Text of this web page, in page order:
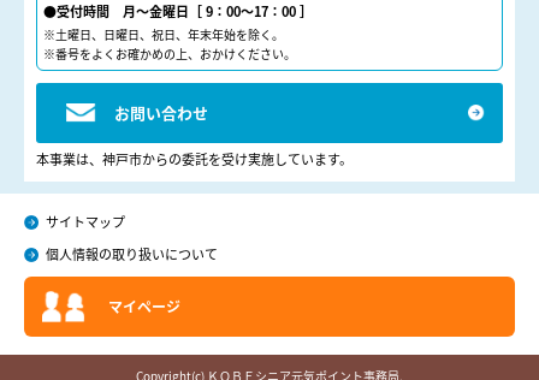
●受付時間 月～金曜日［ 9：00～17：00 ］
※土曜日、日曜日、祝日、年末年始を除く。
※番号をよくお確かめの上、おかけください。
お問い合わせ
本事業は、神戸市からの委託を受け実施しています。
サイトマップ
個人情報の取り扱いについて
マイページ
Copyright(c) ＫＯＢＥシニア元気ポイント事務局.